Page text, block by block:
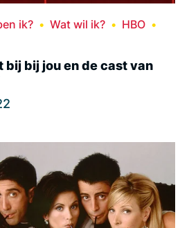
ik? Wat wil ik?
HBO
bij bij jou en de cast van